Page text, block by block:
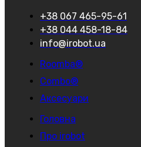
+38 067 465-95-61
+38 044 458-18-84
info@irobot.ua
Roomba®
Combo®
Аксесуари
Головна
Про irobot